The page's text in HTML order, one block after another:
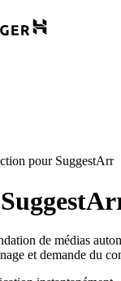
pour SuggestArr
de médias
et demande du